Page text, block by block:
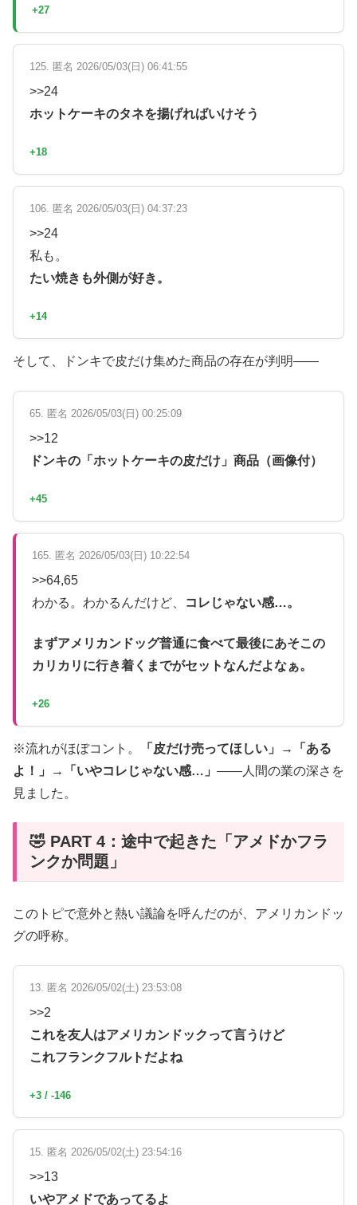
+27
125. 匿名 2026/05/03(日) 06:41:55
>>24
ホットケーキのタネを揚げればいけそう
+18
106. 匿名 2026/05/03(日) 04:37:23
>>24
私も。
たい焼きも外側が好き。
+14
そして、ドンキで皮だけ集めた商品の存在が判明——
65. 匿名 2026/05/03(日) 00:25:09
>>12
ドンキの「ホットケーキの皮だけ」商品（画像付）
+45
165. 匿名 2026/05/03(日) 10:22:54
>>64,65
わかる。わかるんだけど、
コレじゃない感…。
まずアメリカンドッグ普通に食べて最後にあそこの
カリカリに行き着くまでがセットなんだよなぁ。
+26
※流れがほぼコント。
「皮だけ売ってほしい」→「ある
よ！」→「いやコレじゃない感…」 ——人間の業の深さを
見ました。
🤣 PART 4：途中で起きた「アメドかフラ
ンクか問題」
このトピで意外と熱い議論を呼んだのが、アメリカンドッ
グの呼称。
13. 匿名 2026/05/02(土) 23:53:08
>>2
これを友人はアメリカンドックって言うけど
これフランクフルトだよね
+3 / -146
15. 匿名 2026/05/02(土) 23:54:16
>>13
いやアメドであってるよ